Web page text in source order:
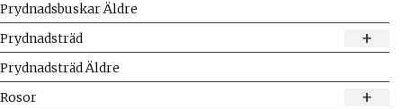
Prydnadsbuskar Äldre
+
Prydnadsträd
Prydnadsträd Äldre
+
Rosor